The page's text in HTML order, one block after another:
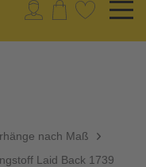
nach Maß
Laid Back 1739